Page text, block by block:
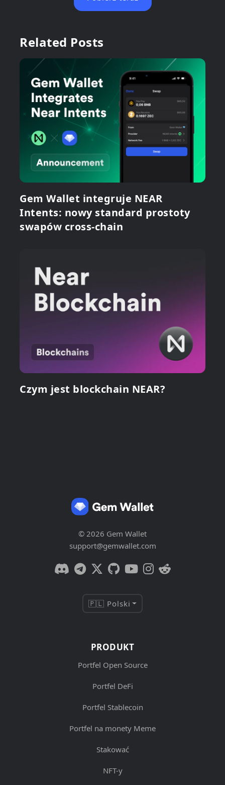
Related Posts
Gem Wallet integruje NEAR
Intents: nowy standard prostoty
swapów cross-chain
Czym jest blockchain NEAR?
© 2026 Gem Wallet
support@gemwallet.com
🇵🇱 Polski
PRODUKT
Portfel Open Source
Portfel DeFi
Portfel Stablecoin
Portfel na monety Meme
Stakować
NFT-y